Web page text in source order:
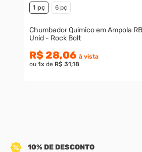
1 pç 6 pç
Chumbador Quimico em Ampola
Unid - Rock Bolt
R$ 28,06 à vista
ou 1xde R$ 31,18
10% DE DESCONTO